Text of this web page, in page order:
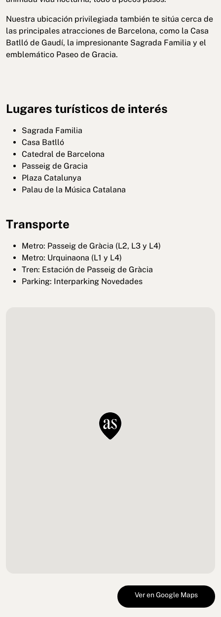
Nuestra ubicación privilegiada también te sitúa cerca de
las principales atracciones de Barcelona, como la Casa
Batlló de Gaudí, la impresionante Sagrada Familia y el
emblemático Paseo de Gracia.
Lugares turísticos de interés
Sagrada Familia
Casa Batlló
Catedral de Barcelona
Passeig de Gracia
Plaza Catalunya
Palau de la Música Catalana
Transporte
Metro: Passeig de Gràcia (L2, L3 y L4)
Metro: Urquinaona (L1 y L4)
Tren: Estación de Passeig de Gràcia
Parking: Interparking Novedades
Ver en Google Maps